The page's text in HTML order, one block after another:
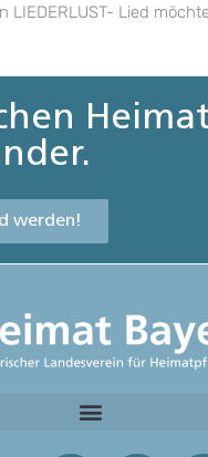
LIEDERLUST- Lied
werden!